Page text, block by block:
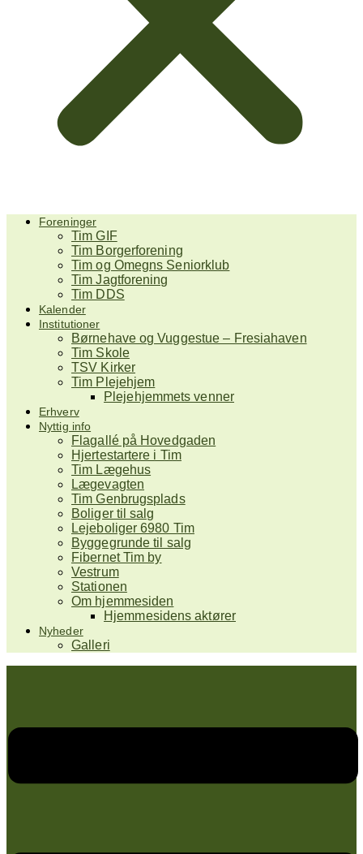
Foreninger
Tim GIF
Tim Borgerforening
Tim og Omegns Seniorklub
Tim Jagtforening
Tim DDS
Kalender
Institutioner
Børnehave og Vuggestue – Fresiahaven
Tim Skole
TSV Kirker
Tim Plejehjem
Plejehjemmets venner
Erhverv
Nyttig info
Flagallé på Hovedgaden
Hjertestartere i Tim
Tim Lægehus
Lægevagten
Tim Genbrugsplads
Boliger til salg
Lejeboliger 6980 Tim
Byggegrunde til salg
Fibernet Tim by
Vestrum
Stationen
Om hjemmesiden
Hjemmesidens aktører
Nyheder
Galleri